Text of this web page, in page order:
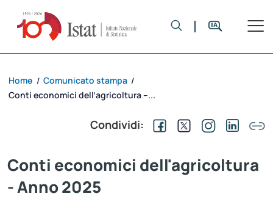
Home / Comunicato stampa /
Conti economici dell’agricoltura –...
Condividi:
Conti economici dell'agricoltura
- Anno 2025